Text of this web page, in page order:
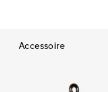
Accessoire